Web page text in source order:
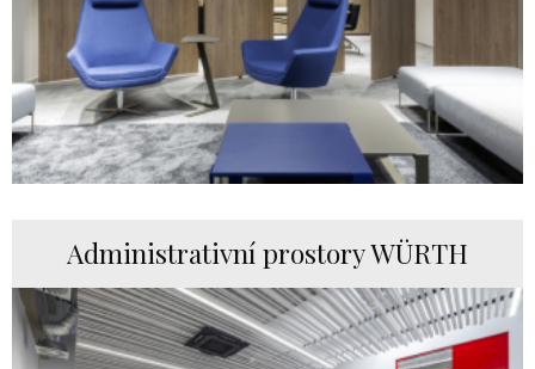
Administrativní prostory WÜRTH